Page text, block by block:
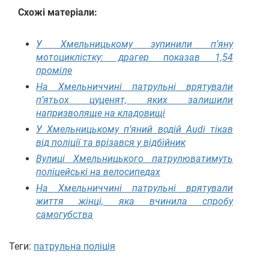
Схожі матеріали:
У Хмельницькому зупинили п’яну
мотоциклістку: драгер показав 1,54
проміле
На Хмельниччині патрульні врятували
п’ятьох цуценят, яких залишили
напризволяще на кладовищі
У Хмельницькому п’яний водій Audi тікав
від поліції та врізався у відбійник
Вулиці Хмельницького патрулюватимуть
поліцейські на велосипедах
На Хмельниччині патрульні врятували
життя жінці, яка вчинила спробу
самогубства
Теги: патрульна поліція